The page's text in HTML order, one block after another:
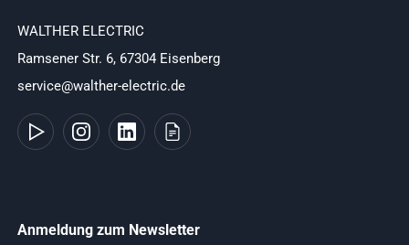
WALTHER ELECTRIC
Ramsener Str. 6, 67304 Eisenberg
service@walther-electric.de
Anmeldung zum Newsletter